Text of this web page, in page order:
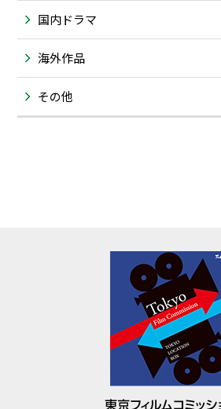
国内ドラマ
海外作品
その他